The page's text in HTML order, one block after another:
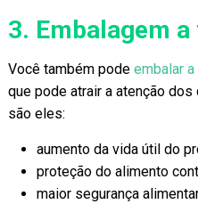
3. Embalagem a
Você também podeembalar a
que pode atrair a atenção
são eles:
aumento da vida útil do
proteção do alimento
maior segurança